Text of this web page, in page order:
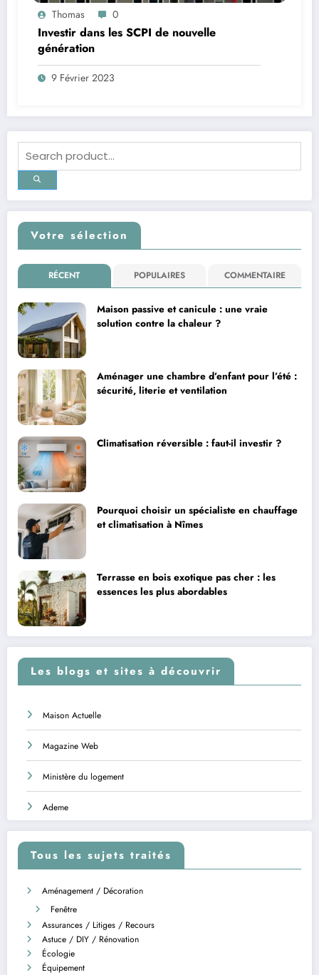
Thomas 0
Investir dans les SCPI de nouvelle
génération
9 Février 2023
Votre sélection
RÉCENT POPULAIRES COMMENTAIRE
Maison passive et canicule : une vraie
solution contre la chaleur ?
Aménager une chambre d’enfant pour l’été :
sécurité, literie et ventilation
Climatisation réversible : faut-il investir ?
Pourquoi choisir un spécialiste en chauffage
et climatisation à Nîmes
Terrasse en bois exotique pas cher : les
essences les plus abordables
Les blogs et sites à découvrir
Maison Actuelle
Magazine Web
Ministère du logement
Ademe
Tous les sujets traités
Aménagement / Décoration
Fenêtre
Assurances / Litiges / Recours
Astuce / DIY / Rénovation
Écologie
Équipement